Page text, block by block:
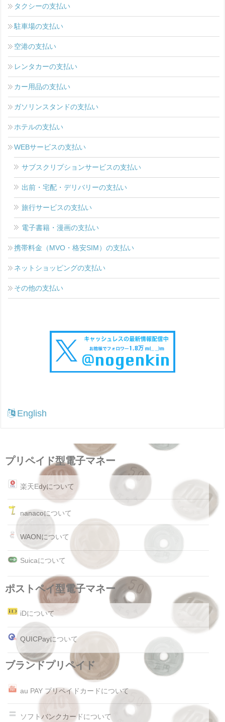
タクシーの支払い
駐車場の支払い
空港の支払い
レンタカーの支払い
カー用品の支払い
ガソリンスタンドの支払い
ホテルの支払い
WEBサービスの支払い
サブスクリプションサービスの支払い
出前・宅配・デリバリーの支払い
旅行サービスの支払い
電子書籍・漫画の支払い
携帯料金（MVO・格安SIM）の支払い
ネットショッピングの支払い
その他の支払い
English
プリペイド型電子マネー
楽天Edyについて
nanacoについて
WAONについて
Suicaについて
ポストペイ型電子マネー
iDについて
QUICPayについて
ブランドプリペイド
au PAY プリペイドカードについて
ソフトバンクカードについて